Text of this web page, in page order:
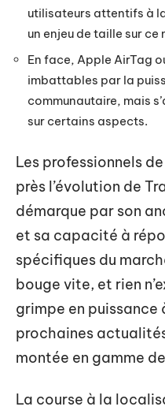
utilisateurs attentifs à
un enjeu de taille sur ce
En face, Apple AirTag
imbattables par la
communautaire, mais
sur certains aspects.
Les professionnels
près l’évolution de
démarque par son
et sa capacité à
spécifiques du
bouge vite, et rien
grimpe en puissance
prochaines
montée en gamme
La course à la